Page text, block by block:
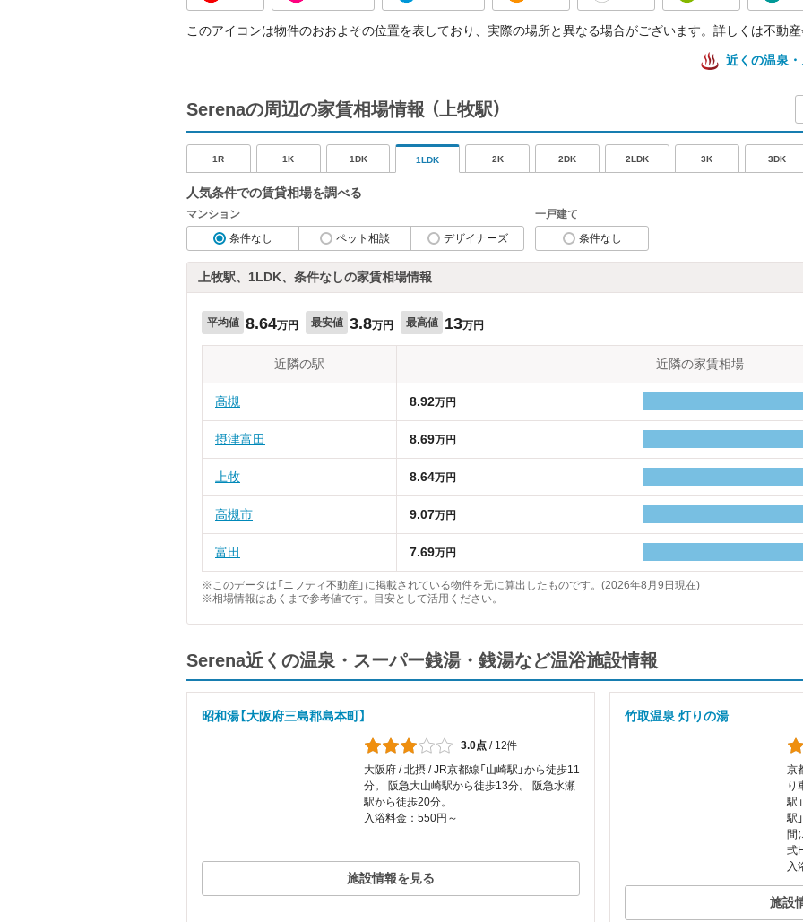
このアイコンは物件のおおよその位置を表しており、実際の場所と異なる場合がございます。詳しくは不動産
近くの温泉
Serenaの周辺の家賃相場情報 （上牧駅）
1R 1K 1DK 1LDK 2K 2DK 2LDK 3K 3DK
人気条件での賃貸相場を調べる
マンション
条件なし
ペット相談 デザイナーズ
一戸建て
条件なし
上牧駅、1LDK、条件なしの家賃相場情報
平均値 8.64万円 最安値 3.8万円 最高値 13万円
近隣の駅 近隣の家賃相場
高槻 8.92万円
摂津富田 8.69万円
上牧 8.64万円
高槻市 9.07万円
富田 7.69万円
※このデータは「ニフティ不動産」に掲載されている物件を元に算出したものです。(2026年8月9日現在)
※相場情報はあくまで参考値です。目安として活用ください。
Serena近くの温泉・スーパー銭湯・銭湯など温浴施設情報
昭和湯【大阪府三島郡島本町】
3.0点 / 12件
大阪府 / 北摂 / JR京都線「山崎駅」から徒歩11
分。 阪急大山崎駅から徒歩13分。 阪急水瀬
駅から徒歩20分。
入浴料金：550円～
施設情報を見る
竹取温泉 灯りの湯
京
り
駅
駅
間
式
入
施設